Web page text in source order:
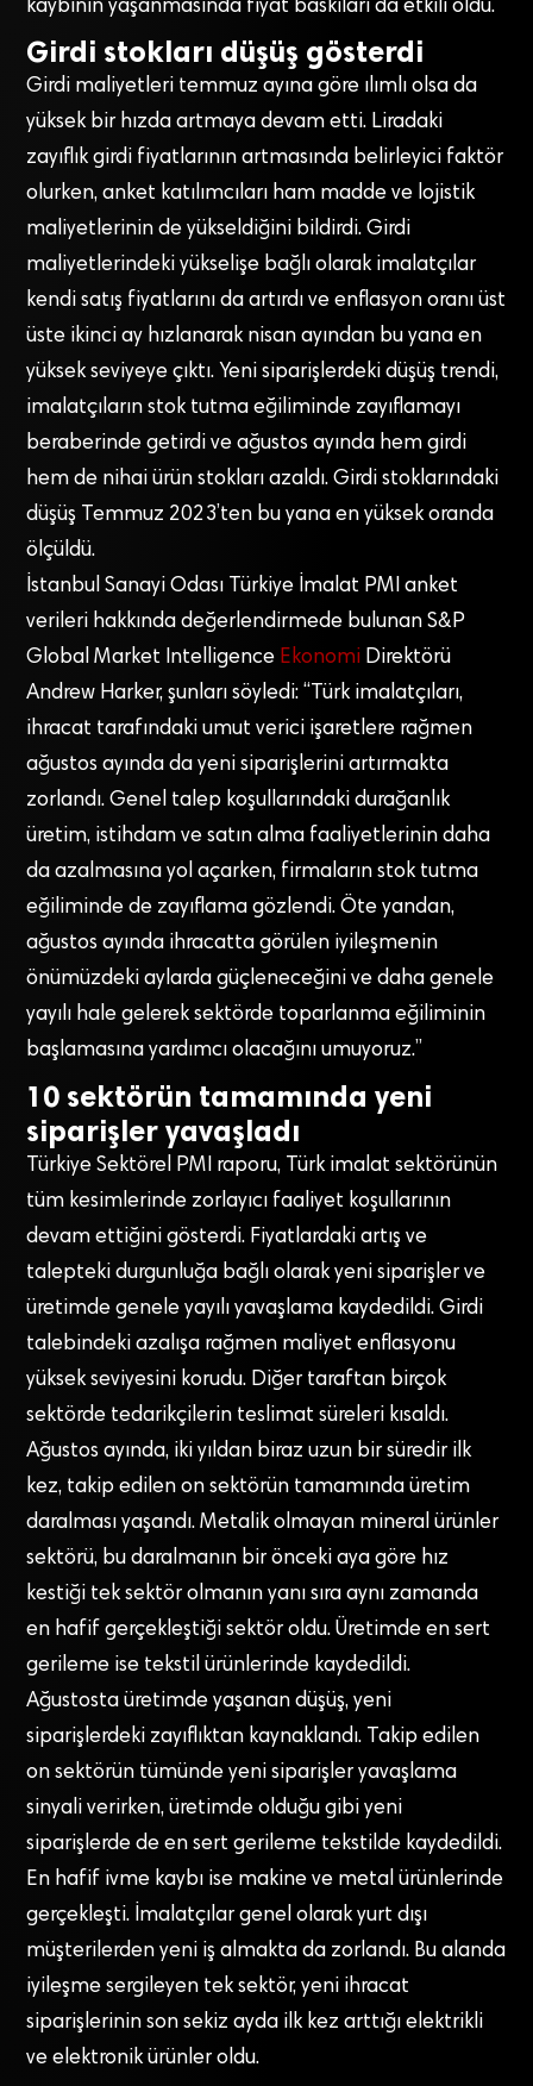
kaybının yaşanmasında fiyat baskıları da etkili oldu.
Girdi stokları düşüş gösterdi
Girdi maliyetleri temmuz ayına göre ılımlı olsa da
yüksek bir hızda artmaya devam etti. Liradaki
zayıflık girdi fiyatlarının artmasında belirleyici faktör
olurken, anket katılımcıları ham madde ve lojistik
maliyetlerinin de yükseldiğini bildirdi. Girdi
maliyetlerindeki yükselişe bağlı olarak imalatçılar
kendi satış fiyatlarını da artırdı ve enflasyon oranı üst
üste ikinci ay hızlanarak nisan ayından bu yana en
yüksek seviyeye çıktı. Yeni siparişlerdeki düşüş trendi,
imalatçıların stok tutma eğiliminde zayıflamayı
beraberinde getirdi ve ağustos ayında hem girdi
hem de nihai ürün stokları azaldı. Girdi stoklarındaki
düşüş Temmuz 2023’ten bu yana en yüksek oranda
ölçüldü.
İstanbul Sanayi Odası Türkiye İmalat PMI anket
verileri hakkında değerlendirmede bulunan S&P
Global Market Intelligence Ekonomi Direktörü
Andrew Harker, şunları söyledi: “Türk imalatçıları,
ihracat tarafındaki umut verici işaretlere rağmen
ağustos ayında da yeni siparişlerini artırmakta
zorlandı. Genel talep koşullarındaki durağanlık
üretim, istihdam ve satın alma faaliyetlerinin daha
da azalmasına yol açarken, firmaların stok tutma
eğiliminde de zayıflama gözlendi. Öte yandan,
ağustos ayında ihracatta görülen iyileşmenin
önümüzdeki aylarda güçleneceğini ve daha genele
yayılı hale gelerek sektörde toparlanma eğiliminin
başlamasına yardımcı olacağını umuyoruz.”
10 sektörün tamamında yeni
siparişler yavaşladı
Türkiye Sektörel PMI raporu, Türk imalat sektörünün
tüm kesimlerinde zorlayıcı faaliyet koşullarının
devam ettiğini gösterdi. Fiyatlardaki artış ve
talepteki durgunluğa bağlı olarak yeni siparişler ve
üretimde genele yayılı yavaşlama kaydedildi. Girdi
talebindeki azalışa rağmen maliyet enflasyonu
yüksek seviyesini korudu. Diğer taraftan birçok
sektörde tedarikçilerin teslimat süreleri kısaldı.
Ağustos ayında, iki yıldan biraz uzun bir süredir ilk
kez, takip edilen on sektörün tamamında üretim
daralması yaşandı. Metalik olmayan mineral ürünler
sektörü, bu daralmanın bir önceki aya göre hız
kestiği tek sektör olmanın yanı sıra aynı zamanda
en hafif gerçekleştiği sektör oldu. Üretimde en sert
gerileme ise tekstil ürünlerinde kaydedildi.
Ağustosta üretimde yaşanan düşüş, yeni
siparişlerdeki zayıflıktan kaynaklandı. Takip edilen
on sektörün tümünde yeni siparişler yavaşlama
sinyali verirken, üretimde olduğu gibi yeni
siparişlerde de en sert gerileme tekstilde kaydedildi.
En hafif ivme kaybı ise makine ve metal ürünlerinde
gerçekleşti. İmalatçılar genel olarak yurt dışı
müşterilerden yeni iş almakta da zorlandı. Bu alanda
iyileşme sergileyen tek sektör, yeni ihracat
siparişlerinin son sekiz ayda ilk kez arttığı elektrikli
ve elektronik ürünler oldu.